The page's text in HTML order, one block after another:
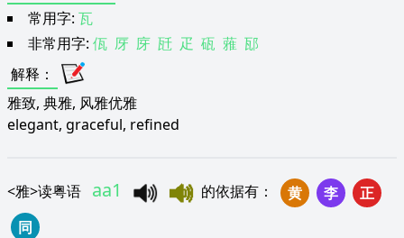
常用字: 瓦
非常用字: 佤 厊 庌 瓩 疋 砙 蕥 邷
解释 ：
雅致, 典雅, 风雅优雅
elegant, graceful, refined
<雅>读粤语 aa1 的依据有 ： 黄 李
正
同